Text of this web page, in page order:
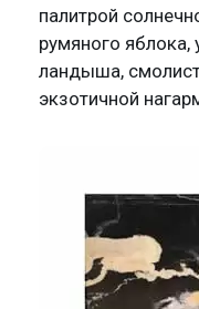
палитрой
румяного яблока,
ландыша,
экзотичной